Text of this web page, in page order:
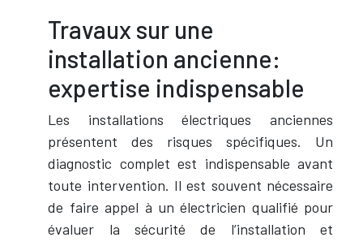
Travaux sur une
installation ancienne:
expertise indispensable
Les installations électriques anciennes
présentent des risques spécifiques. Un
diagnostic complet est indispensable avant
toute intervention. Il est souvent nécessaire
de faire appel à un électricien qualifié pour
évaluer la sécurité de l’installation et